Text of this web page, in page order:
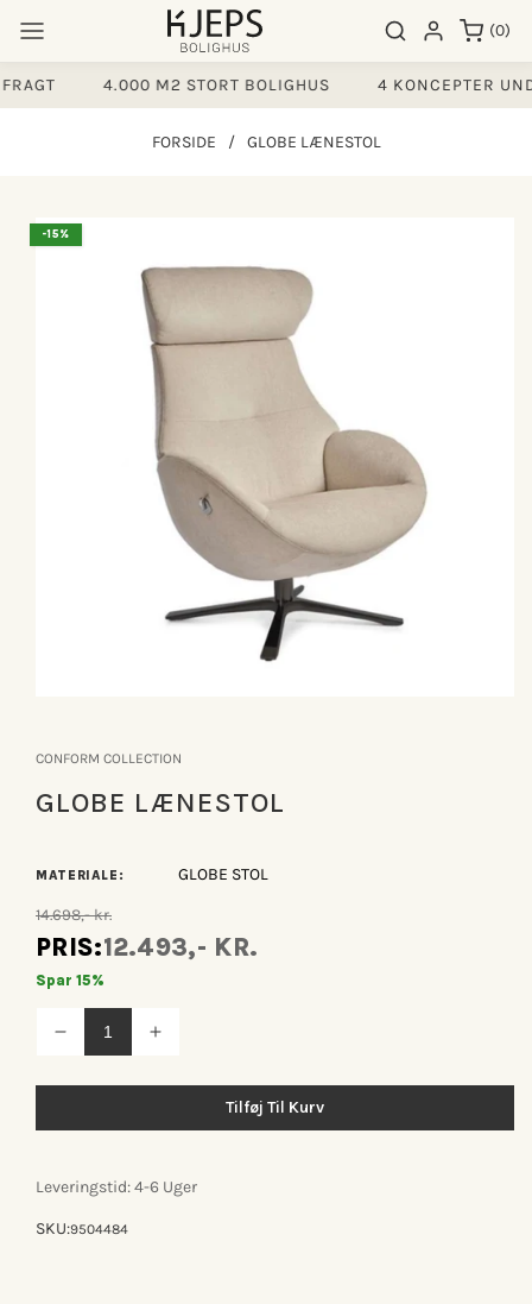
indhold
Søgeresultater
Log ind (0)
0
varer
4.000 M2 STORT BOLIGHUS 4 KONCEPTER
FORSIDE / GLOBE LÆNESTOL
-15%
til
iCONFORM COLLECTION
GLOBE LÆNESTOL
MATERIALE: GLOBE STOL
14.698,- kr.
PRIS:12.493,- KR.
Spar 15%
Reducer
antallet
Øg
Tilføj Til Kurv
Leveringstid: 4-6 Uger
SKU:9504484